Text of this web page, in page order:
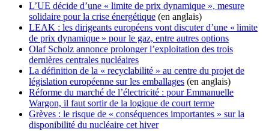
L’UE décide d’une « limite de prix dynamique », mesure
solidaire pour la crise énergétique (en anglais)
LEAK : les dirigeants européens vont discuter d’une « limite
de prix dynamique » pour le gaz, entre autres options
Olaf Scholz annonce prolonger l’exploitation des trois
dernières centrales nucléaires
La définition de la « recyclabilité » au centre du projet de
législation européenne sur les emballages (en anglais)
Réforme du marché de l’électricité : pour Emmanuelle
Wargon, il faut sortir de la logique de court terme
Grèves : le risque de « conséquences importantes » sur la
disponibilité du nucléaire cet hiver